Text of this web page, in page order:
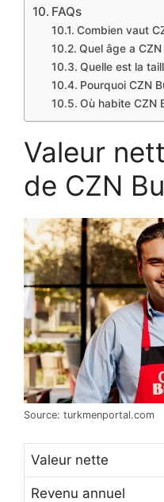
FAQs
Combien vaut
Quel âge a
Quelle est la
Pourquoi CZN
Où habite CZN
Valeur
de CZN
Source: turkmenportal.com
Valeur nette
Revenu annuel